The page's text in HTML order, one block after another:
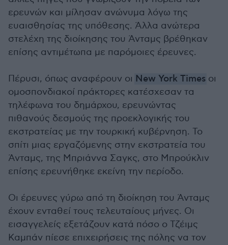
ερευνών και μίλησαν ανώνυμα λόγω της
ευαισθησίας της υπόθεσης. Άλλα ανώτερα
στελέχη της διοίκησης του Άνταμς βρέθηκαν
επίσης αντιμέτωπα με παρόμοιες έρευνες.
Πέρυσι, όπως αναφέρουν οι New York Times οι
ομοσπονδιακοί πράκτορες κατέσχεσαν τα
τηλέφωνα του δημάρχου, ερευνώντας
πιθανούς δεσμούς της προεκλογικής του
εκστρατείας με την τουρκική κυβέρνηση. Το
σπίτι μιας εργαζόμενης στην εκστρατεία του
Άνταμς, της Μπριάννα Σαγκς, στο Μπρούκλιν
επίσης ερευνήθηκε εκείνη την περίοδο.
Οι έρευνες γύρω από τη διοίκηση του Άνταμς
έχουν ενταθεί τους τελευταίους μήνες. Οι
εισαγγελείς εξετάζουν κατά πόσο ο Τζέιμς
Καμπάν πίεσε επιχειρήσεις της πόλης να τον